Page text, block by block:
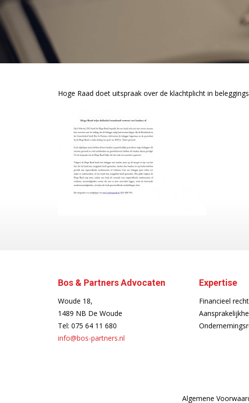
Hoge Raad doet uitspraak over de klachtplicht in
Bos & Partners Advocaten
Woude 18,
1489 NB De Woude
Tel: 075 64 11 680
info@bos-partners.nl
Expertise
Financieel recht
Algemene